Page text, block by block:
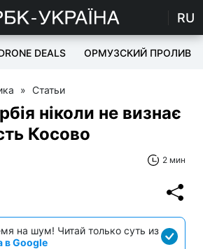
RU
DEALS ОРМУЗСКИЙ ПРОЛИВ
» Статьи
ніколи не визнає
Косово
2 мин
на шум! Читай только суть из
в Google